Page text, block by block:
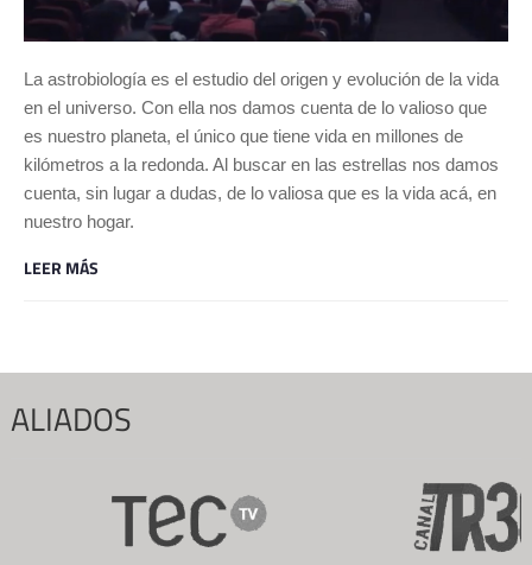
La astrobiología es el estudio del origen y evolución de la vida
en el universo. Con ella nos damos cuenta de lo valioso que
es nuestro planeta, el único que tiene vida en millones de
kilómetros a la redonda. Al buscar en las estrellas nos damos
cuenta, sin lugar a dudas, de lo valiosa que es la vida acá, en
nuestro hogar.
LEER MÁS
ALIADOS